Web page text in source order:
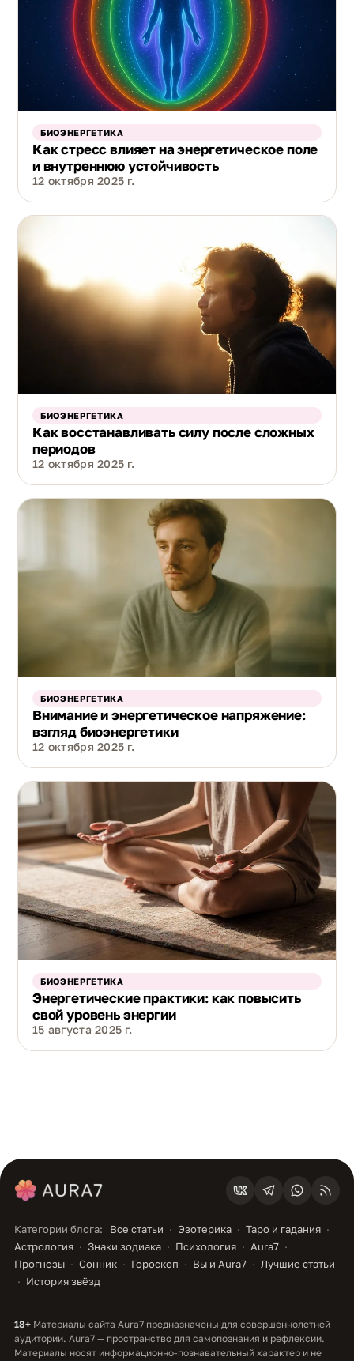
БИОЭНЕРГЕТИКА
Как стресс влияет на энергетическое поле
и внутреннюю устойчивость
12 октября 2025 г.
БИОЭНЕРГЕТИКА
Как восстанавливать силу после сложных
периодов
12 октября 2025 г.
БИОЭНЕРГЕТИКА
Внимание и энергетическое напряжение:
взгляд биоэнергетики
12 октября 2025 г.
БИОЭНЕРГЕТИКА
Энергетические практики: как повысить
свой уровень энергии
15 августа 2025 г.
Категории блога: Все статьи Эзотерика
Таро и гадания
Астрология
Знаки зодиака Психология
Aura7
Прогнозы
Сонник Гороскоп Вы и Aura7
Лучшие статьи
История звёзд
18+ Материалы сайта Aura7 предназначены для совершеннолетней
аудитории. Aura7 — пространство для самопознания и рефлексии.
Материалы носят информационно-познавательный характер и не